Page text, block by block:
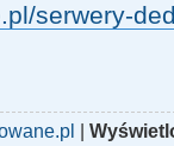
serwery-